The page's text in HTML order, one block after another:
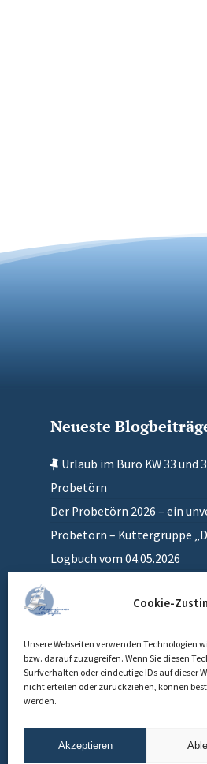
Cookie-
Unsere Webseiten verwenden Technologien
bzw. darauf zuzugreifen. Wenn Sie diesen
Surfverhalten oder eindeutige IDs auf dieser
nicht erteilen oder zurückziehen, können
werden.
Akzeptieren
Neueste
Urlaub im Büro KW 33 und
Probetörn
Der Probetörn 2026 – ein
Probetörn – Kuttergruppe
Logbuch vom 04.05.2026
Einlaufen